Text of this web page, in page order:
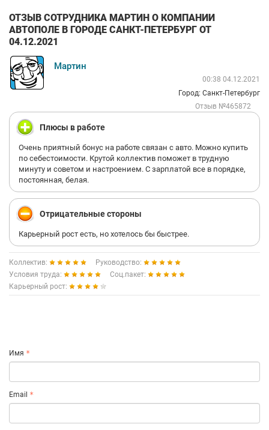
ОТЗЫВ СОТРУДНИКА МАРТИН О КОМПАНИИ
АВТОПОЛЕ В ГОРОДЕ САНКТ-ПЕТЕРБУРГ ОТ
04.12.2021
Мартин
00:38 04.12.2021
Город: Санкт-Петербург
Отзыв №465872
Плюсы в работе
Очень приятный бонус на работе связан с авто. Можно купить
по себестоимости. Крутой коллектив поможет в трудную
минуту и советом и настроением. С зарплатой все в порядке,
постоянная, белая.
Отрицательные стороны
Карьерный рост есть, но хотелось бы быстрее.
Коллектив:
Руководство:
Условия труда:
Соц.пакет:
Карьерный рост:
Имя
Email